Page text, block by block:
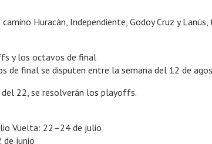
Huracán, Independiente, Godoy Cruz y
y los octavos de final
de final se disputen entre la semana del 12 de
22, se resolverán los playoffs.
Vuelta: 22–24 de julio
de junio